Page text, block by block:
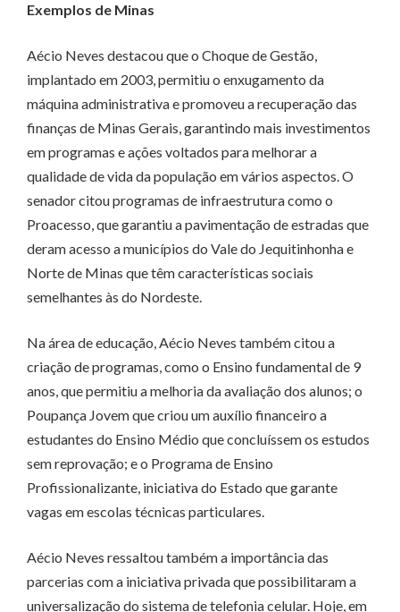
Exemplos de Minas
Aécio Neves destacou que o Choque de Gestão,
implantado em 2003, permitiu o enxugamento da
máquina administrativa e promoveu a recuperação das
finanças de Minas Gerais, garantindo mais investimentos
em programas e ações voltados para melhorar a
qualidade de vida da população em vários aspectos. O
senador citou programas de infraestrutura como o
Proacesso, que garantiu a pavimentação de estradas que
deram acesso a municípios do Vale do Jequitinhonha e
Norte de Minas que têm características sociais
semelhantes às do Nordeste.
Na área de educação, Aécio Neves também citou a
criação de programas, como o Ensino fundamental de 9
anos, que permitiu a melhoria da avaliação dos alunos; o
Poupança Jovem que criou um auxílio financeiro a
estudantes do Ensino Médio que concluíssem os estudos
sem reprovação; e o Programa de Ensino
Profissionalizante, iniciativa do Estado que garante
vagas em escolas técnicas particulares.
Aécio Neves ressaltou também a importância das
parcerias com a iniciativa privada que possibilitaram a
universalização do sistema de telefonia celular. Hoje, em